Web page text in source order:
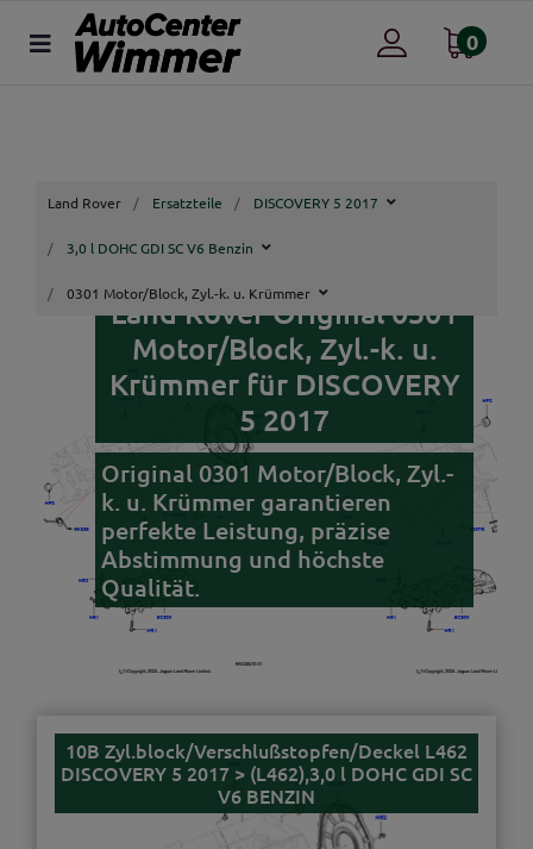
0
Land Rover Ersatzteile DISCOVERY 5 2017
3,0 l DOHC GDI SC V6 Benzin
0301 Motor/Block, Zyl.-k. u. Krümmer
Land Rover Original 0301
Motor/Block, Zyl.-k. u.
Krümmer für DISCOVERY
5 2017
Original 0301 Motor/Block, Zyl.-
k. u. Krümmer garantieren
perfekte Leistung, präzise
Abstimmung und höchste
Qualität.
10B Zyl.block/Verschlußstopfen/Deckel L462
DISCOVERY 5 2017 > (L462),3,0 l DOHC GDI SC
V6 BENZIN